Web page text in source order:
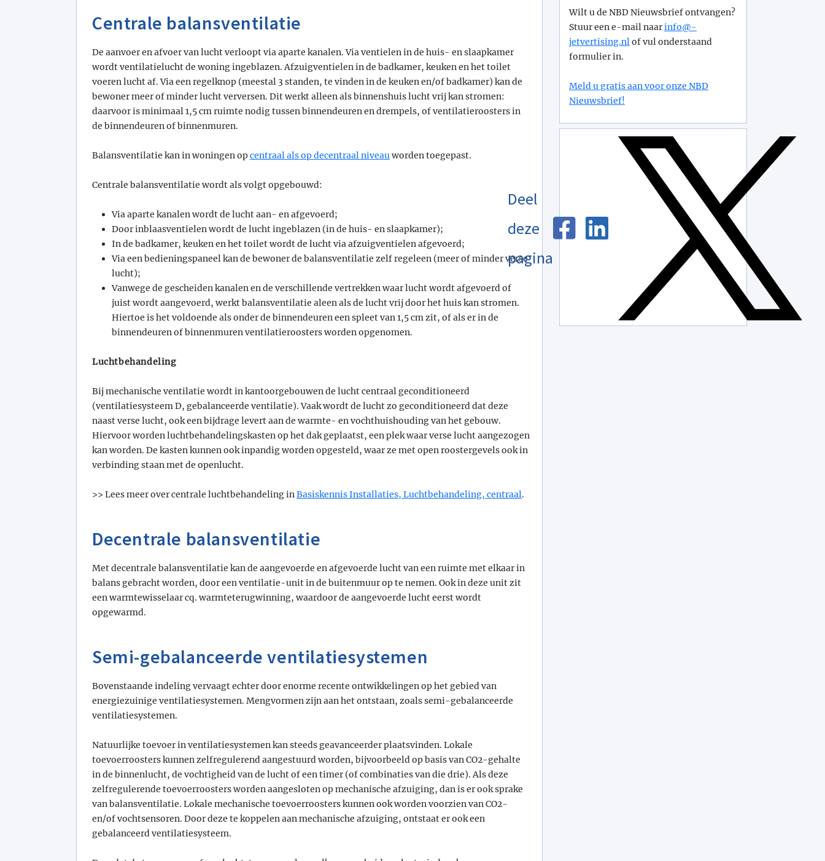
Centrale balansventilatie
De aanvoer en afvoer van lucht verloopt via aparte kanalen. Via ventielen in de huis- en slaapkamer
wordt ventilatielucht de woning ingeblazen. Afzuigventielen in de badkamer, keuken en het toilet
voeren lucht af. Via een regelknop (meestal 3 standen, te vinden in de keuken en/of badkamer) kan de
bewoner meer of minder lucht verversen. Dit werkt alleen als binnenshuis lucht vrij kan stromen:
daarvoor is minimaal 1,5 cm ruimte nodig tussen binnendeuren en drempels, of ventilatieroosters in
de binnendeuren of binnenmuren.
Balansventilatie kan in woningen opcentraal als op decentraal niveauworden toegepast.
Centrale balansventilatie wordt als volgt opgebouwd:
Via aparte kanalen wordt de lucht aan- en afgevoerd;
Door inblaasventielen wordt de lucht ingeblazen (in de huis- en slaapkamer);
In de badkamer, keuken en het toilet wordt de lucht via afzuigventielen afgevoerd;
Via een bedieningspaneel kan de bewoner de balansventilatie zelf regeleen (meer of minder verse
lucht);
Vanwege de gescheiden kanalen en de verschillende vertrekken waar lucht wordt afgevoerd of
juist wordt aangevoerd, werkt balansventilatie aleen als de lucht vrij door het huis kan stromen.
Hiertoe is het voldoende als onder de binnendeuren een spleet van 1,5 cm zit, of als er in de
binnendeuren of binnenmuren ventilatieroosters worden opgenomen.
Luchtbehandeling
Bij mechanische ventilatie wordt in kantoorgebouwen de lucht centraal geconditioneerd
(ventilatiesysteem D, gebalanceerde ventilatie). Vaak wordt de lucht zo geconditioneerd dat deze
naast verse lucht, ook een bijdrage levert aan de warmte- en vochthuishouding van het gebouw.
Hiervoor worden luchtbehandelingskasten op het dak geplaatst, een plek waar verse lucht aangezogen
kan worden. De kasten kunnen ook inpandig worden opgesteld, waar ze met open roostergevels ook in
verbinding staan met de openlucht.
>> Lees meer over centrale luchtbehandeling inBasiskennis Installaties, Luchtbehandeling, centraal.
Decentrale balansventilatie
Met decentrale balansventilatie kan de aangevoerde en afgevoerde lucht van een ruimte met elkaar in
balans gebracht worden, door een ventilatie-unit in de buitenmuur op te nemen. Ook in deze unit zit
een warmtewisselaar cq. warmteterugwinning, waardoor de aangevoerde lucht eerst wordt
opgewarmd.
Semi-gebalanceerde ventilatiesystemen
Bovenstaande indeling vervaagt echter door enorme recente ontwikkelingen op het gebied van
energiezuinige ventilatiesystemen. Mengvormen zijn aan het ontstaan, zoals semi-gebalanceerde
ventilatiesystemen.
Natuurlijke toevoer in ventilatiesystemen kan steeds geavanceerder plaatsvinden. Lokale
toevoerroosters kunnen zelfregulerend aangestuurd worden, bijvoorbeeld op basis van CO2-gehalte
in de binnenlucht, de vochtigheid van de lucht of een timer (of combinaties van die drie). Als deze
zelfregulerende toevoerroosters worden aangesloten op mechanische afzuiging, dan is er ook sprake
van balansventilatie. Lokale mechanische toevoerroosters kunnen ook worden voorzien van CO2-
en/of vochtsensoren. Door deze te koppelen aan mechanische afzuiging, ontstaat er ook een
gebalanceerd ventilatiesysteem.
Wilt u de NBD Nieuwsbrief ontvangen?
Stuur een e-mail naarinfo@­
jetvertising.nlof vul onderstaand
formulier in.
Meld u gratis aan voor onze NBD
Nieuwsbrief!
Deel
deze
pagina